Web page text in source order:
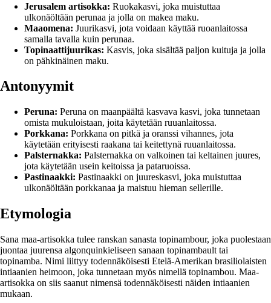
Jerusalem artisokka: Ruokakasvi, joka muistuttaa
ulkonäöltään perunaa ja jolla on makea maku.
Maaomena: Juurikasvi, jota voidaan käyttää ruoanlaitossa
samalla tavalla kuin perunaa.
Topinaattijuurikas: Kasvis, joka sisältää paljon kuituja ja jolla
on pähkinäinen maku.
Antonyymit
Peruna: Peruna on maanpäältä kasvava kasvi, joka tunnetaan
omista mukuloistaan, joita käytetään ruuanlaitossa.
Porkkana: Porkkana on pitkä ja oranssi vihannes, jota
käytetään erityisesti raakana tai keitettynä ruuanlaitossa.
Palsternakka: Palsternakka on valkoinen tai keltainen juures,
jota käytetään usein keitoissa ja pataruoissa.
Pastinaakki: Pastinaakki on juureskasvi, joka muistuttaa
ulkonäöltään porkkanaa ja maistuu hieman sellerille.
Etymologia
Sana maa-artisokka tulee ranskan sanasta topinambour, joka puolestaan
juontaa juurensa algonquinkieliseen sanaan topinambault tai
topinamba. Nimi liittyy todennäköisesti Etelä-Amerikan brasiliolaisten
intiaanien heimoon, joka tunnetaan myös nimellä topinambou. Maa-
artisokka on siis saanut nimensä todennäköisesti näiden intiaanien
mukaan.